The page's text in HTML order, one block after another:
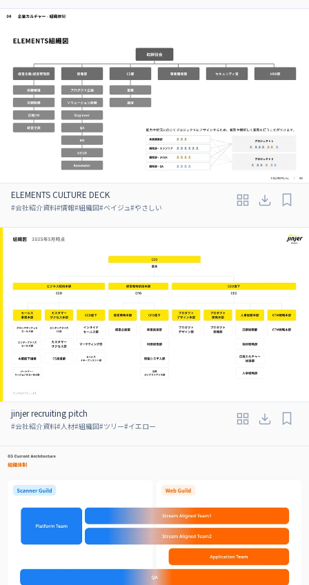
ELEMENTS CULTURE DECK
#会社紹介資料#情報#組織図#ベイジュ#やさしい
jinjer recruiting pitch
#会社紹介資料#人材#組織図#ツリー#イエロー